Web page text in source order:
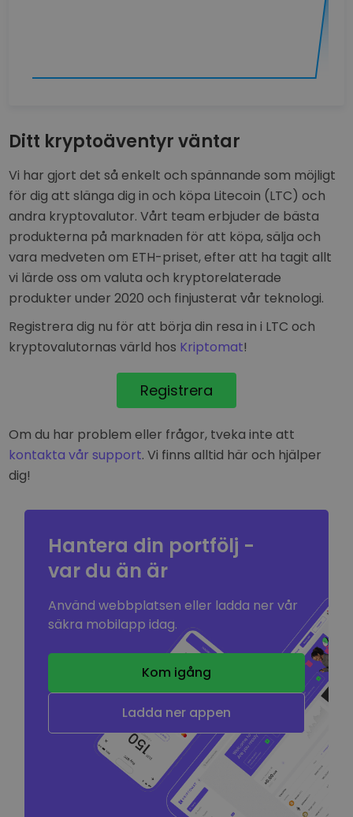
Ditt kryptoäventyr väntar
Vi har gjort det så enkelt och spännande som möjligt
för dig att slänga dig in och köpa Litecoin (LTC) och
andra kryptovalutor. Vårt team erbjuder de bästa
produkterna på marknaden för att köpa, sälja och
vara medveten om ETH-priset, efter att ha tagit allt
vi lärde oss om valuta och kryptorelaterade
produkter under 2020 och finjusterat vår teknologi.
Registrera dig nu för att börja din resa in i LTC och
kryptovalutornas värld hos Kriptomat!
Registrera
Om du har problem eller frågor, tveka inte att
kontakta vår support. Vi finns alltid här och hjälper
dig!
Hantera din portfölj -
var du än är
Använd webbplatsen eller ladda ner vår
säkra mobilapp idag.
Kom igång
Ladda ner appen